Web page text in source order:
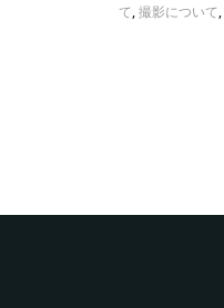
て,撮影について,